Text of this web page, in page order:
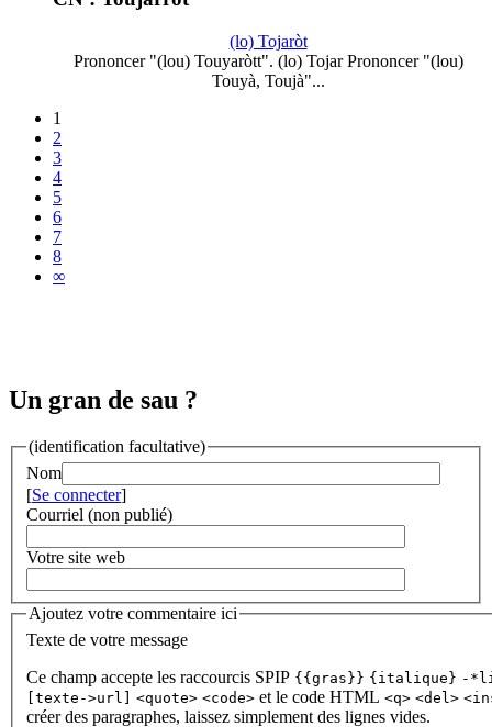
(lo) Tojaròt
Prononcer "(lou) Touyaròtt". (lo) Tojar Prononcer "(lou)
Touyà, Toujà"...
1
2
3
4
5
6
7
8
∞
Un gran de sau ?
(identification facultative)
Nom
[Se connecter]
Courriel (non publié)
Votre site web
Ajoutez votre commentaire ici
Texte de votre message
Ce champ accepte les raccourcis SPIP {{gras}} {italique} -
[texte->url] <quote> <code> et le code HTML <q> <del>
créer des paragraphes, laissez simplement des lignes vides.